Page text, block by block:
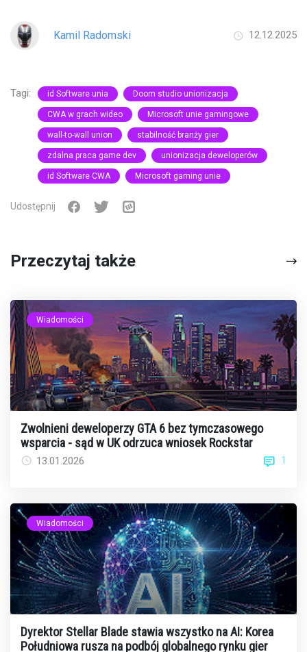
Kamil Radomski 12.12.2025
Tagi: id Software unia Doom studio unionizacja
CWA w grach wideo Microsoft unie gamingowe
wall-to-wall union stabilność branży gier
zdalna praca game dev unionizacja deweloperów
id Software CWA Microsoft gaming unie
Udostępnij
Przeczytaj także
Wiadomości
Zwolnieni deweloperzy GTA 6 bez tymczasowego
wsparcia - sąd w UK odrzuca wniosek Rockstar
13.01.2026 1
Wiadomości
Dyrektor Stellar Blade stawia wszystko na AI: Korea
Południowa rusza na podbój globalnego rynku gier